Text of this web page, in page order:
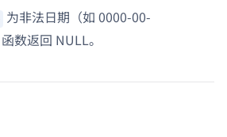
为非法日期（如 0000-00-
数返回 NULL。